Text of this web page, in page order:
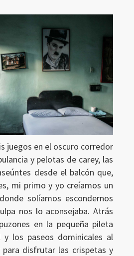
juegos en el oscuro corredor
y pelotas de carey, las
desde el balcón que,
mi primo y yo creíamos un
solíamos escondernos
nos lo aconsejaba. Atrás
en la pequeña pileta
y los paseos dominicales al
para disfrutar las crispetas y